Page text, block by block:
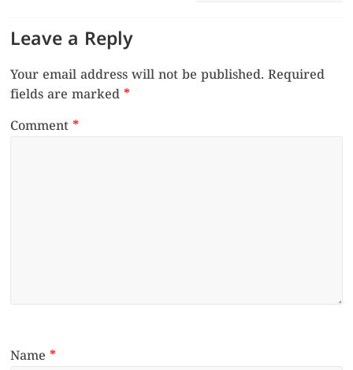
Leave a Reply
Your email address will not be published. Required
fields are marked*
Comment*
Name*